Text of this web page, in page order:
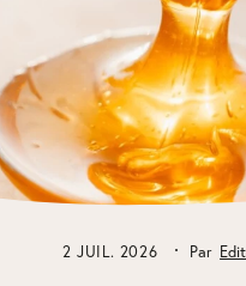
2 JUIL. 2026 Par